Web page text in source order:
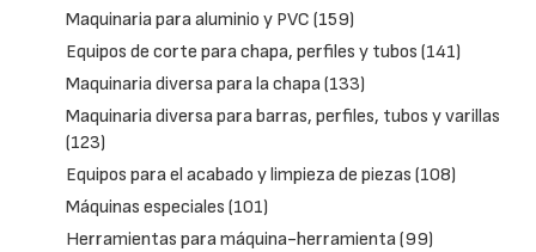
Maquinaria para aluminio y PVC (159)
Equipos de corte para chapa, perfiles y tubos (141)
Maquinaria diversa para la chapa(133)
Maquinaria diversa para barras, perfiles, tubos y varillas
(123)
Equipos para el acabado y limpieza de piezas (108)
Máquinas especiales (101)
Herramientas para máquina-herramienta(99)